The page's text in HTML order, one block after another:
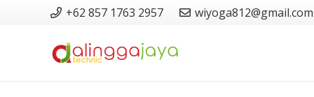
+62 857 1763 2957 wiyoga812@gmail.com